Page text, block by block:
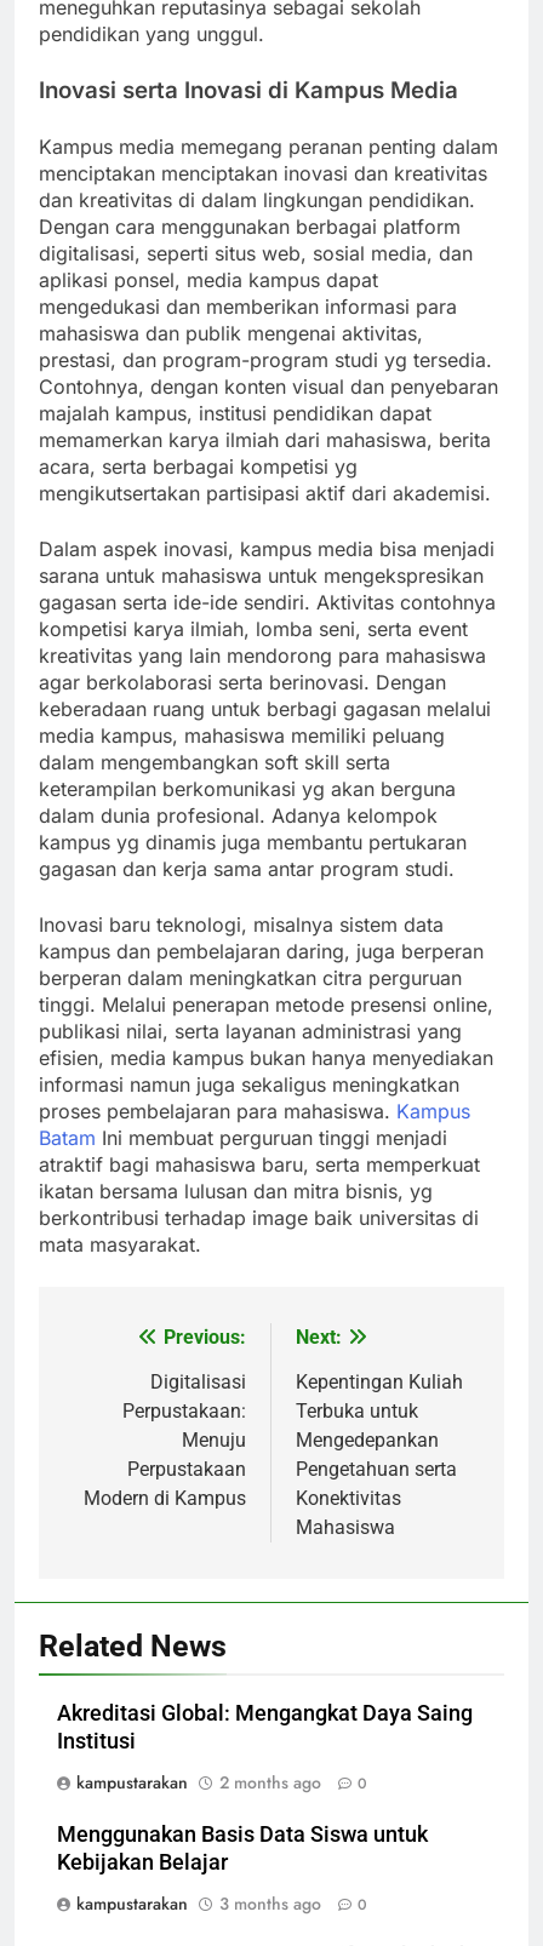
meneguhkan reputasinya sebagai sekolah
pendidikan yang unggul.
Inovasi serta Inovasi di Kampus Media
Kampus media memegang peranan penting dalam
menciptakan menciptakan inovasi dan kreativitas
dan kreativitas di dalam lingkungan pendidikan.
Dengan cara menggunakan berbagai platform
digitalisasi, seperti situs web, sosial media, dan
aplikasi ponsel, media kampus dapat
mengedukasi dan memberikan informasi para
mahasiswa dan publik mengenai aktivitas,
prestasi, dan program-program studi yg tersedia.
Contohnya, dengan konten visual dan penyebaran
majalah kampus, institusi pendidikan dapat
memamerkan karya ilmiah dari mahasiswa, berita
acara, serta berbagai kompetisi yg
mengikutsertakan partisipasi aktif dari akademisi.
Dalam aspek inovasi, kampus media bisa menjadi
sarana untuk mahasiswa untuk mengekspresikan
gagasan serta ide-ide sendiri. Aktivitas contohnya
kompetisi karya ilmiah, lomba seni, serta event
kreativitas yang lain mendorong para mahasiswa
agar berkolaborasi serta berinovasi. Dengan
keberadaan ruang untuk berbagi gagasan melalui
media kampus, mahasiswa memiliki peluang
dalam mengembangkan soft skill serta
keterampilan berkomunikasi yg akan berguna
dalam dunia profesional. Adanya kelompok
kampus yg dinamis juga membantu pertukaran
gagasan dan kerja sama antar program studi.
Inovasi baru teknologi, misalnya sistem data
kampus dan pembelajaran daring, juga berperan
berperan dalam meningkatkan citra perguruan
tinggi. Melalui penerapan metode presensi online,
publikasi nilai, serta layanan administrasi yang
efisien, media kampus bukan hanya menyediakan
informasi namun juga sekaligus meningkatkan
proses pembelajaran para mahasiswa. Kampus
Batam Ini membuat perguruan tinggi menjadi
atraktif bagi mahasiswa baru, serta memperkuat
ikatan bersama lulusan dan mitra bisnis, yg
berkontribusi terhadap image baik universitas di
mata masyarakat.
navigation
Previous:
Digitalisasi
Perpustakaan:
Menuju
Perpustakaan
Modern di Kampus
Next:
Kepentingan Kuliah
Terbuka untuk
Mengedepankan
Pengetahuan serta
Konektivitas
Mahasiswa
Related News
Akreditasi Global: Mengangkat Daya Saing
Institusi
kampustarakan
2 months ago 0
Menggunakan Basis Data Siswa untuk
Kebijakan Belajar
kampustarakan
3 months ago 0